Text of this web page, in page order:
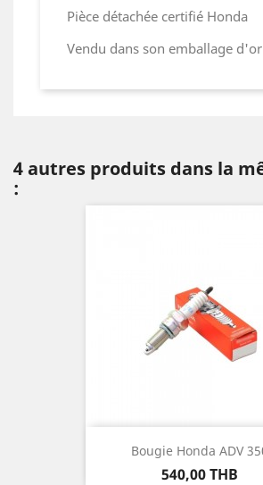
Pièce détachée certifié Honda
Vendu dans son emballage
4 autres produits dans la
:
Bougie Honda ADV
Prix
540,00 THB